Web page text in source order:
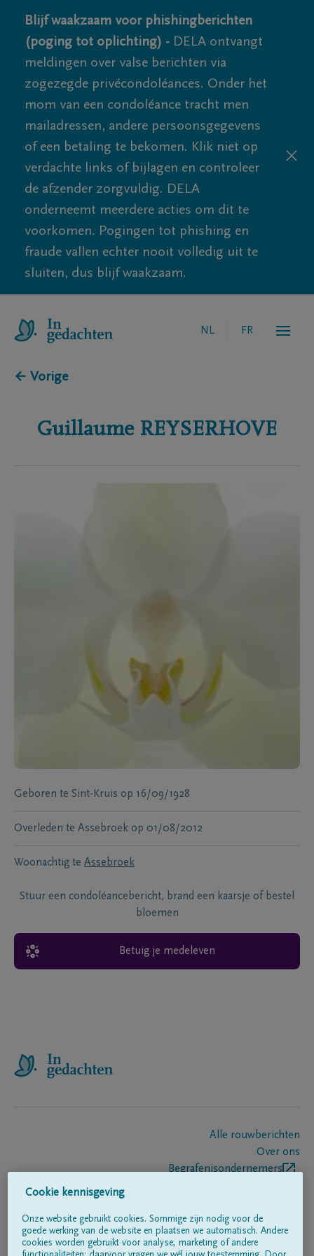
Blijf waakzaam voor phishingberichten
(poging tot oplichting) - DELA ontvangt
meldingen over valse berichten via
zogezegde privécondoléances. Onder het
mom van een condoléance tracht men
mailadressen, andere persoonsgegevens
of een betaling te bekomen. Klik niet op
verdachte links of bijlagen en controleer
de afzender zorgvuldig. DELA
onderneemt meerdere acties om dit te
voorkomen. Pogingen tot phishing en
fraude vallen echter nooit volledig uit te
sluiten, dus blijf waakzaam.
NL FR
← Vorige
Guillaume REYSERHOVE
Geboren te Sint-Kruis op 16/09/1928
Overleden te Assebroek op 01/08/2012
Woonachtig te Assebroek
Stuur een condoléancebericht, brand een kaarsje of bestel
bloemen
Betuig je medeleven
Alle rouwberichten
Over ons
Begrafenisondernemers
Volg ons op
Cookie kennisgeving
Onze website gebruikt cookies. Sommige zijn nodig voor de
goede werking van de website en plaatsen we automatisch. Andere
cookies worden gebruikt voor analyse, marketing of andere